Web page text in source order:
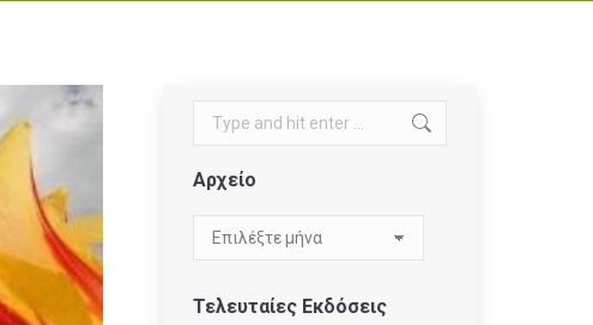
Search:
Αρχείο
Αρχείο
Τελευταίες Εκδόσεις